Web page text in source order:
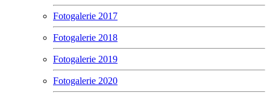
Fotogalerie 2017
Fotogalerie 2018
Fotogalerie 2019
Fotogalerie 2020